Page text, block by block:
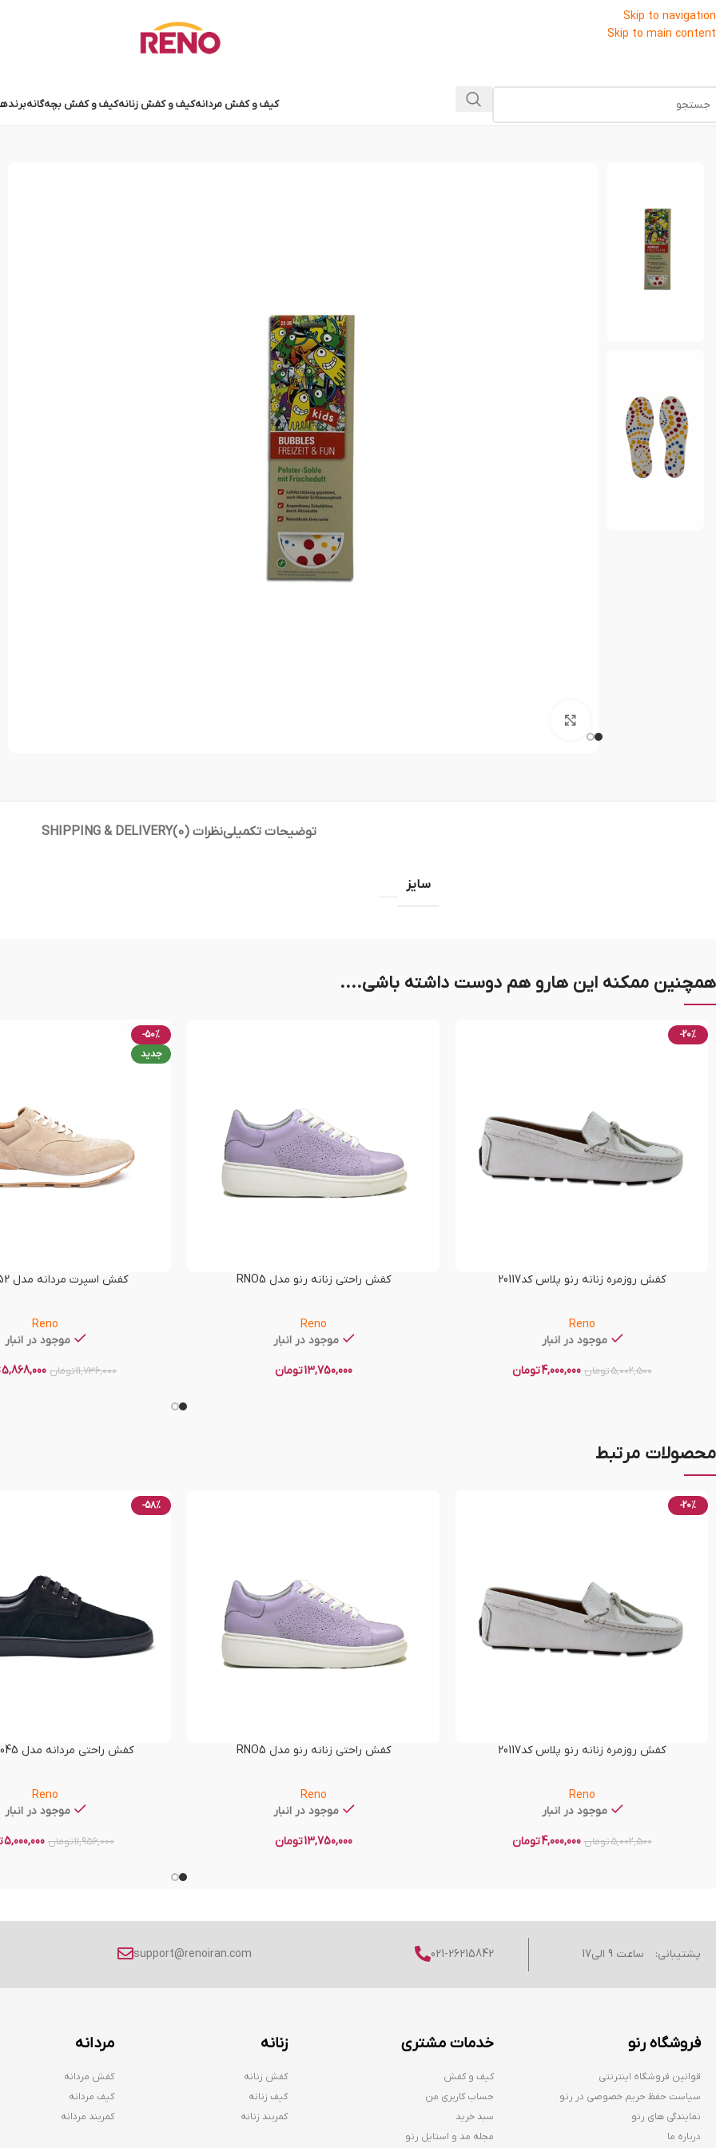
Skip to navigation
Skip to main content
کیف و کفش مردانهکیف و کفش زنانهکیف و کفش بچه‌گانه
توضیحات تکمیلینظرات (0) SHIPPING & DELIVERY
سایز
همچنین ممکنه این هارو هم دوست داشته باشی....
-20%
کفش روزمره زنانه رنو پلاس کد20117
Reno
موجود در انبار
5,002,500تومان 4,000,000تومان
کفش راحتی زنانه رنو مدل RNO5
Reno
موجود در انبار
13,750,000تومان
-50%
جدید
کفش اسپرت مردانه مدل RNO-T52
Reno
موجود در انبار
11,736,000تومان 5,868,000
محصولات مرتبط
-20%
کفش روزمره زنانه رنو پلاس کد20117
Reno
موجود در انبار
5,002,500تومان 4,000,000تومان
کفش راحتی زنانه رنو مدل RNO5
Reno
موجود در انبار
13,750,000تومان
-58%
کفش راحتی مردانه مدل RENO-60045
Reno
موجود در انبار
11,956,000تومان 5,000,000
پشتیبانی: ساعت 9 الی17 021-26215842
support@renoiran.com
فروشگاه رنو
قوانین فروشگاه اینترنتی
سیاست حفظ حریم خصوصی در رنو
نمایندگی های رنو
درباره ما
خدمات مشتری
کیف و کفش
حساب کاربری من
سبد خرید
مجله مد و استایل رنو
زنانه
کفش زنانه
کیف زنانه
کمربند زنانه
مردانه
کفش مردانه
کیف مردانه
کمربند مردانه